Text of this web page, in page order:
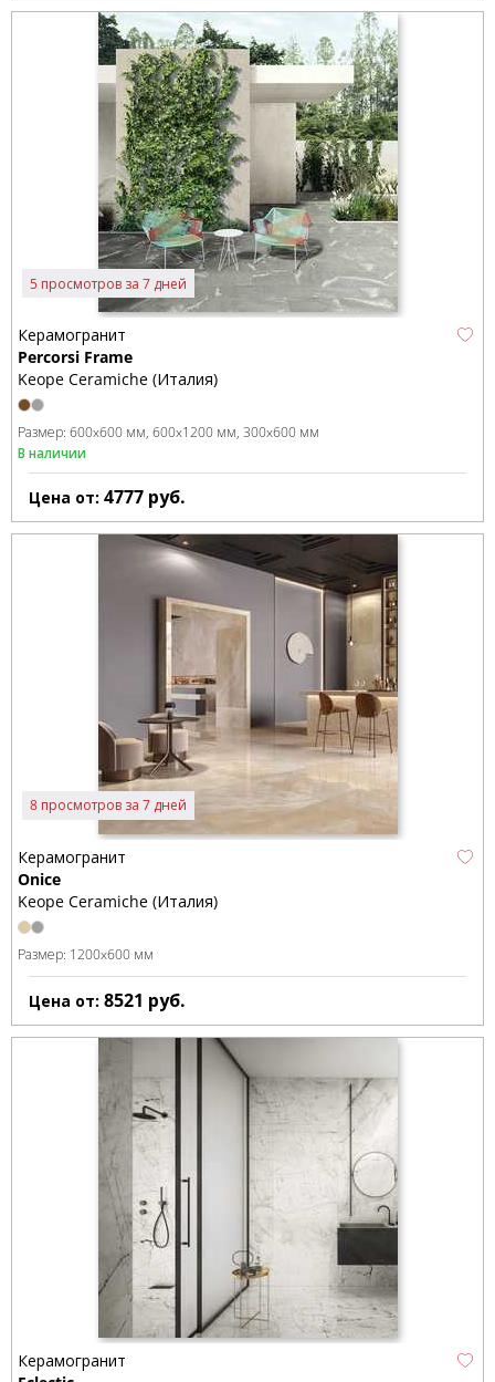
5 просмотров за 7 дней
Керамогранит
Percorsi Frame
Keope Ceramiche (Италия)
Размер: 600x600 мм 600x1200 мм 300x600 мм
В наличии
Цена от: 4777 руб.
8 просмотров за 7 дней
Керамогранит
Onice
Keope Ceramiche (Италия)
Размер: 1200x600 мм
Цена от: 8521 руб.
Керамогранит